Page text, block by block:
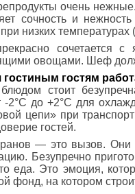
очень
сочность и
низких температурах
сочетается с
овощами. Шеф
гостям
стоит
до +2°C для
цепи» при
гостей.
— это вызов. Они
Безупречно
Это эмоция,
фонд, на котором